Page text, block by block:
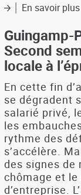
En savoir plus
:
Guingamp-
Second
locale à
En cette fin
se dégradent
salarié privé,
les
rythme des
s’accélère.
des signes de
chômage et le
d’entreprise.